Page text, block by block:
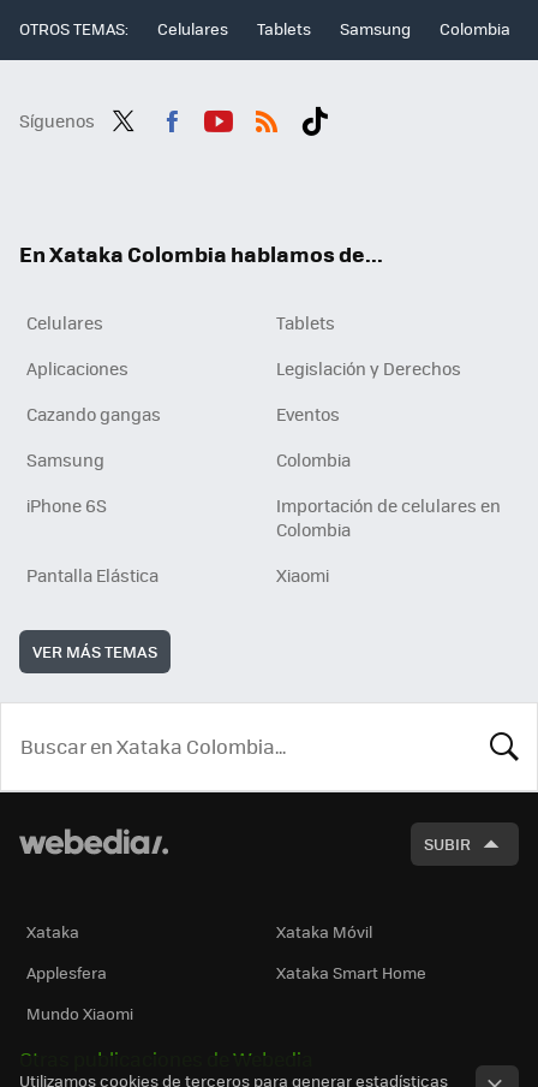
OTROS TEMAS: Celulares Tablets Samsung Colombia
Síguenos
En Xataka Colombia hablamos de...
Celulares
Tablets
Aplicaciones
Legislación y Derechos
Cazando gangas
Eventos
Samsung
Colombia
iPhone 6S
Importación de celulares en
Colombia
Pantalla Elástica
Xiaomi
VER MÁS TEMAS
SUBIR
Xataka
Xataka Móvil
Applesfera
Xataka Smart Home
Mundo Xiaomi
Otras publicaciones de Webedia
Utilizamos cookies de terceros para generar estadísticas